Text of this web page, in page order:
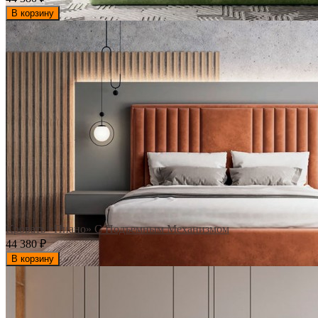
В корзину
Кровать «Пиано» С Подъемным Механизмом
44 380₽
В корзину